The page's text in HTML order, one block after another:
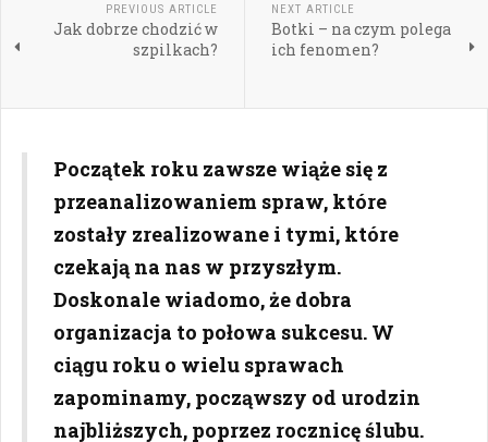
PREVIOUS ARTICLE
Jak dobrze chodzić w
szpilkach?
NEXT ARTICLE
Botki – na czym polega
ich fenomen?
Początek roku zawsze wiąże się z
przeanalizowaniem spraw, które
zostały zrealizowane i tymi, które
czekają na nas w przyszłym.
Doskonale wiadomo, że dobra
organizacja to połowa sukcesu. W
ciągu roku o wielu sprawach
zapominamy, począwszy od urodzin
najbliższych, poprzez rocznicę ślubu.